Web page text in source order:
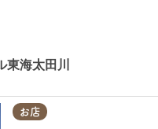
東海太田川
お店